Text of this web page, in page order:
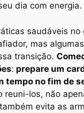
dia com energia.
saudáveis
mas
transição.
: prepare um
tempo no fim de
reuni-los, não
evita as